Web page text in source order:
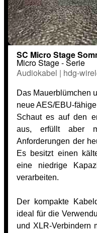
SC Micro Stage
Micro Stage - Serie
Audiokabel | hdg-
Das Mauerblümchen
neue AES/EBU-
Schaut es auf den
aus, erfüllt aber
Anforderungen der
Es besitzt einen
eine niedrige
verarbeiten.
Der kompakte
ideal für die
und XLR-Verbindern